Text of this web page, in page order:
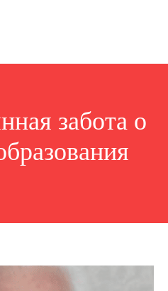
забота о